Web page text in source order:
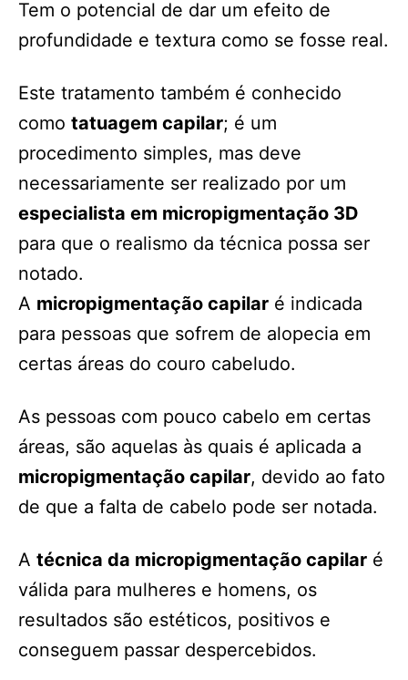
Tem o potencial de dar um efeito de
profundidade e textura como se fosse real.
Este tratamento também é conhecido
como tatuagem capilar; é um
procedimento simples, mas deve
necessariamente ser realizado por um
especialista em micropigmentação 3D
para que o realismo da técnica possa ser
notado.
A micropigmentação capilar é indicada
para pessoas que sofrem de alopecia em
certas áreas do couro cabeludo.
As pessoas com pouco cabelo em certas
áreas, são aquelas às quais é aplicada a
micropigmentação capilar, devido ao fato
de que a falta de cabelo pode ser notada.
A técnica da micropigmentação capilar é
válida para mulheres e homens, os
resultados são estéticos, positivos e
conseguem passar despercebidos.